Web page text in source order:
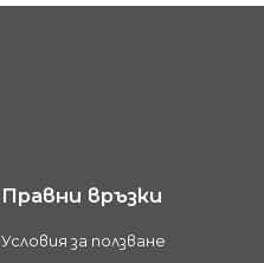
Правни връзки
Условия за ползване